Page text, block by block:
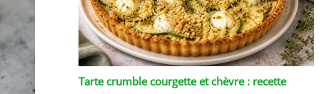
Tarte crumble courgette et chèvre : recette